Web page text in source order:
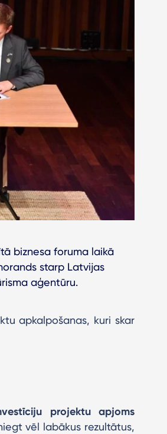
biznesa foruma laikā
starp Latvijas
aģentūru.
apkalpošanas, kuri skar
projektu apjoms
vēl labākus rezultātus,